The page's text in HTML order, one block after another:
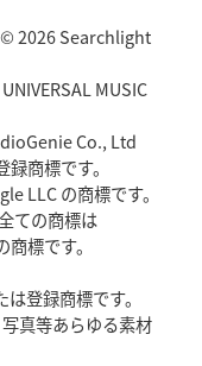
WKの基礎築く
らノーマルへ」が最終
年いた自分のホーム」
ハウスは「皆に開かれ
2026 Searchlight
MUSIC
Co., Ltd
商標です。
LLC の商標です。
ての商標は
標です。
登録商標です。
真等あらゆる素材